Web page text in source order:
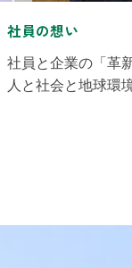
社員の想い
社員と企業の「革
人と社会と地球環